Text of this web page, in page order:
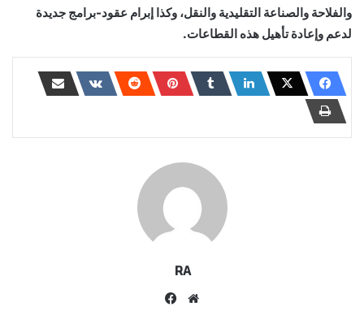
والفلاحة والصناعة التقليدية والنقل، وكذا إبرام عقود-برامج جديدة
لدعم وإعادة تأهيل هذه القطاعات.
RA
موقع